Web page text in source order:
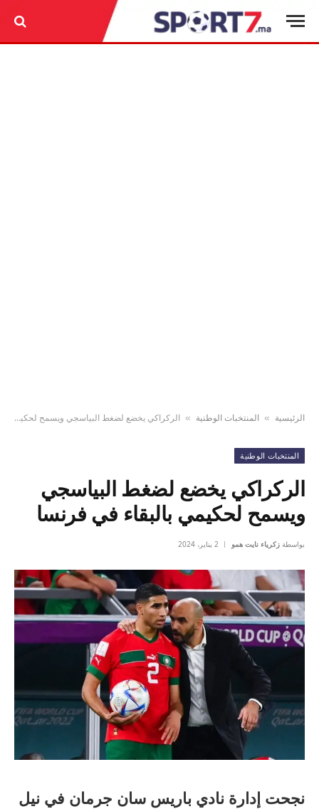
الرئيسية » المنتخبات الوطنية » الركراكي يخضع لضغط البياسجي ويسمح لحكيمي بالبقاء في فرنسا
المنتخبات الوطنية
الركراكي يخضع لضغط البياسجي
ويسمح لحكيمي بالبقاء في فرنسا
بواسطة زكرياء نايت همو 2 يناير، 2024
نجحت إدارة نادي باريس سان جرمان في نيل